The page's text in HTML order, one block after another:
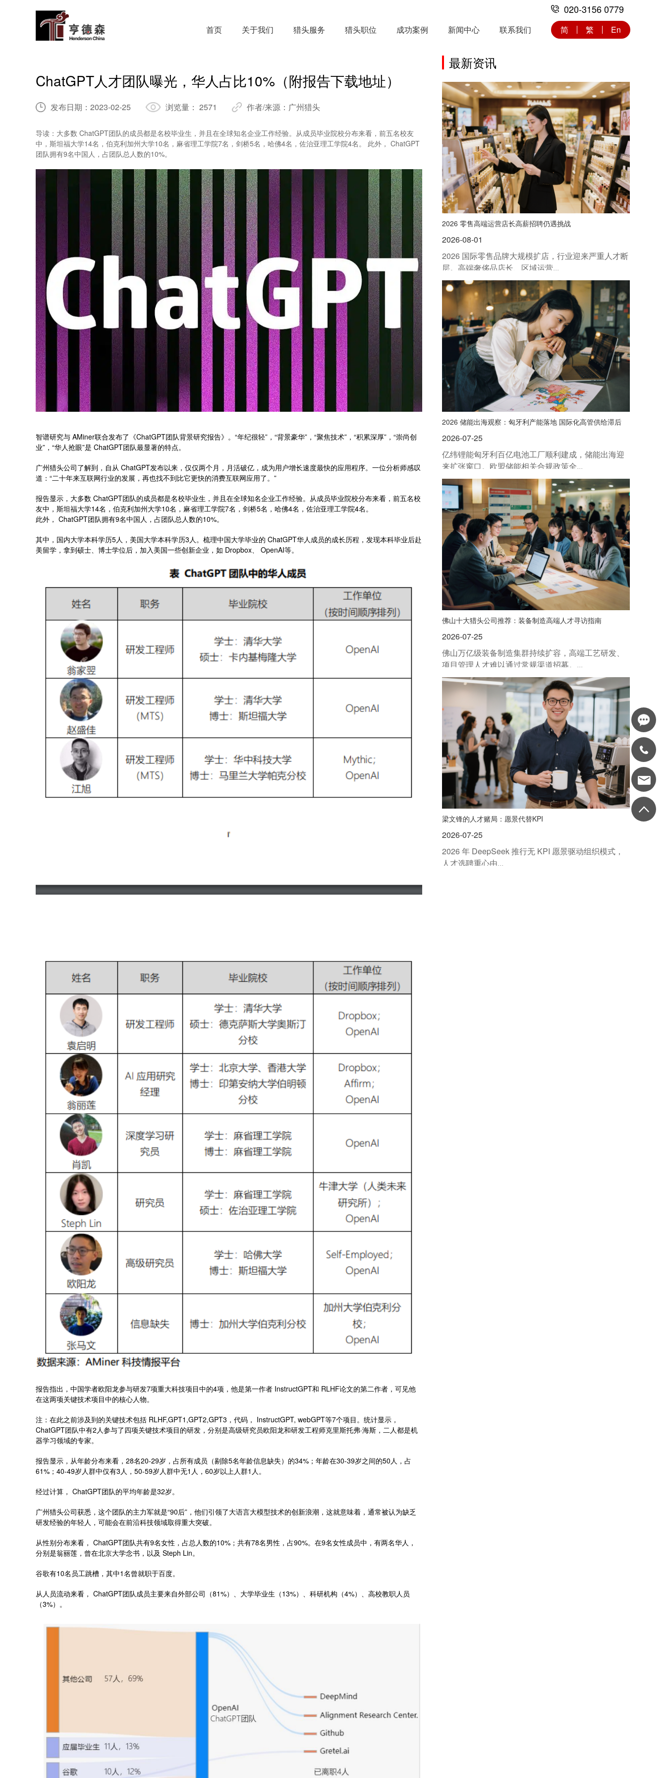
020-3156 0779
首页 关于我们 猎头服务 猎头职位 成功案例 新闻中心 联系我们 简 繁 En
ChatGPT人才团队曝光，华人占比10%（附报告下载地址）
发布日期： 2023-02-25 浏览量： 2571 作者/来源： 广州猎头
导读：大多数 ChatGPT团队的成员都是名校毕业生，并且在全球知名企业工作经验。从成员毕业院校分布来看，前五名校友
中，斯坦福大学14名，伯克利加州大学10名，麻省理工学院7名，剑桥5名，哈佛4名，佐治亚理工学院4名。 此外， ChatGPT
团队拥有9名中国人，占团队总人数的10%。
智谱研究与 AMiner联合发布了《ChatGPT团队背景研究报告》。“年纪很轻”，“背景豪华”，“聚焦技术”，“积累深厚”，“崇尚创
业”，“华人抢眼”是 ChatGPT团队最显著的特点。
广州猎头公司了解到，自从 ChatGPT发布以来，仅仅两个月，月活破亿，成为用户增长速度最快的应用程序。一位分析师感叹
道：“二十年来互联网行业的发展，再也找不到比它更快的消费互联网应用了。”
报告显示，大多数 ChatGPT团队的成员都是名校毕业生，并且在全球知名企业工作经验。从成员毕业院校分布来看，前五名校
友中，斯坦福大学14名，伯克利加州大学10名，麻省理工学院7名，剑桥5名，哈佛4名，佐治亚理工学院4名。
此外， ChatGPT团队拥有9名中国人，占团队总人数的10%。
其中，国内大学本科学历5人，美国大学本科学历3人。梳理中国大学毕业的 ChatGPT华人成员的成长历程，发现本科毕业后赴
美留学，拿到硕士、博士学位后，加入美国一些创新企业，如 Dropbox、 OpenAI等。
报告指出，中国学者欧阳龙参与研发7项重大科技项目中的4项，他是第一作者 InstructGPT和 RLHF论文的第二作者，可见他
在这两项关键技术项目中的核心人物。
注：在此之前涉及到的关键技术包括 RLHF,GPT1,GPT2,GPT3，代码， InstructGPT, webGPT等7个项目。统计显示，
ChatGPT团队中有2人参与了四项关键技术项目的研发，分别是高级研究员欧阳龙和研发工程师克里斯托弗·海斯，二人都是机
器学习领域的专家。
报告显示，从年龄分布来看，28名20-29岁，占所有成员（剔除5名年龄信息缺失）的34%；年龄在30-39岁之间的50人，占
61%；40-49岁人群中仅有3人，50-59岁人群中无1人，60岁以上人群1人。
经过计算， ChatGPT团队的平均年龄是32岁。
广州猎头公司获悉，这个团队的主力军就是“90后”，他们引领了大语言大模型技术的创新浪潮，这就意味着，通常被认为缺乏
研发经验的年轻人，可能会在前沿科技领域取得重大突破。
从性别分布来看， ChatGPT团队共有9名女性，占总人数的10%；共有78名男性，占90%。在9名女性成员中，有两名华人，
分别是翁丽莲，曾在北京大学念书，以及 Steph Lin。
谷歌有10名员工跳槽，其中1名曾就职于百度。
从人员流动来看， ChatGPT团队成员主要来自外部公司（81%）、大学毕业生（13%）、科研机构（4%）、高校教职人员
（3%）。
最新资讯
2026 零售高端运营店长高薪招聘仍遇挑战
2026-08-01
2026 国际零售品牌大规模扩店，行业迎来严重人才断
层。高端奢侈品店长、区域运营...
2026 储能出海观察：匈牙利产能落地 国际化高管供给滞后
2026-07-25
亿纬锂能匈牙利百亿电池工厂顺利建成，储能出海迎
来扩张窗口。欧盟储能相关合规政策全...
佛山十大猎头公司推荐：装备制造高端人才寻访指南
2026-07-25
佛山万亿级装备制造集群持续扩容，高端工艺研发、
项目管理人才难以通过常规渠道招募。...
梁文锋的人才赌局：愿景代替KPI
2026-07-25
2026 年 DeepSeek 推行无 KPI 愿景驱动组织模式，
人才选聘重心由...